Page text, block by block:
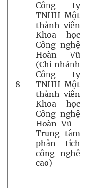
8
Công ty
TNHH Một
thành viên
Khoa học
Công nghệ
Hoàn Vũ
(Chi nhánh
Công ty
TNHH Một
thành viên
Khoa học
Công nghệ
Hoàn Vũ -
Trung tâm
phân tích
công nghệ
cao)